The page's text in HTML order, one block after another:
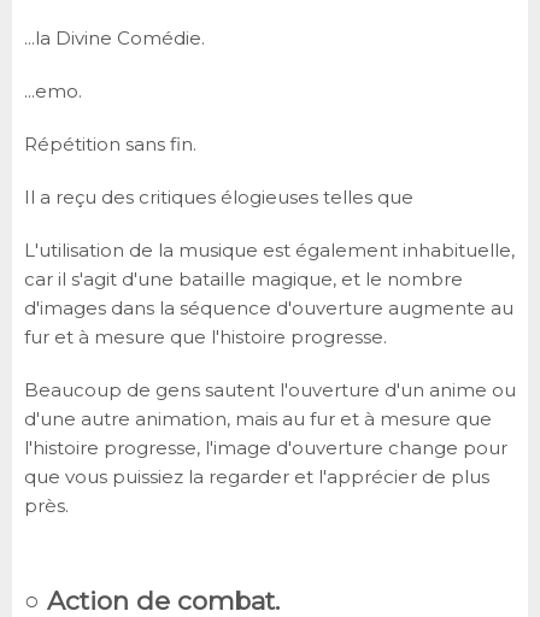
...la Divine Comédie.
...emo.
Répétition sans fin.
Il a reçu des critiques élogieuses telles que
L'utilisation de la musique est également inhabituelle,
car il s'agit d'une bataille magique, et le nombre
d'images dans la séquence d'ouverture augmente au
fur et à mesure que l'histoire progresse.
Beaucoup de gens sautent l'ouverture d'un anime ou
d'une autre animation, mais au fur et à mesure que
l'histoire progresse, l'image d'ouverture change pour
que vous puissiez la regarder et l'apprécier de plus
près.
○ Action de combat.